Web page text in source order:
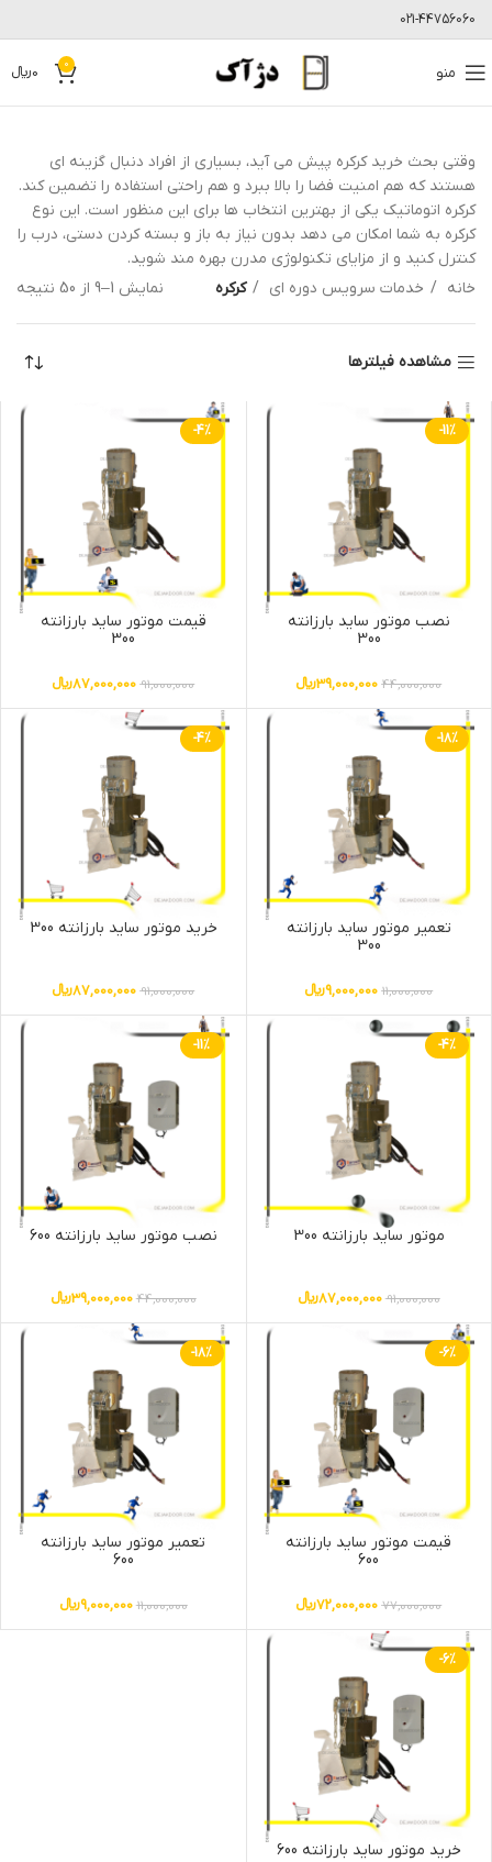
021-44756060
منو 0
0﷼
وقتی بحث خرید کرکره پیش می آید، بسیاری از افراد دنبال گزینه ای
هستند که هم امنیت فضا را بالا ببرد و هم راحتی استفاده را تضمین کند.
کرکره اتوماتیک یکی از بهترین انتخاب ها برای این منظور است. این نوع
کرکره به شما امکان می دهد بدون نیاز به باز و بسته کردن دستی، درب را
کنترل کنید و از مزایای تکنولوژی مدرن بهره مند شوید.
خانه
خدمات سرویس دوره ای کرکره نمایش 1–9 از 50 نتیجه
مشاهده فیلترها
-11%
نصب موتور ساید بارزانته
300
44,000,000
39,000,000﷼
-4%
قیمت موتور ساید بارزانته
300
91,000,000
87,000,000﷼
-18%
تعمیر موتور ساید بارزانته
300
11,000,000
9,000,000﷼
-4%
خرید موتور ساید بارزانته 300
91,000,000
87,000,000﷼
-4%
موتور ساید بارزانته 300
91,000,000
87,000,000﷼
-11%
نصب موتور ساید بارزانته 600
44,000,000
39,000,000﷼
-6%
قیمت موتور ساید بارزانته
600
77,000,000
72,000,000﷼
-18%
تعمیر موتور ساید بارزانته
600
11,000,000
9,000,000﷼
-6%
خرید موتور ساید بارزانته 600